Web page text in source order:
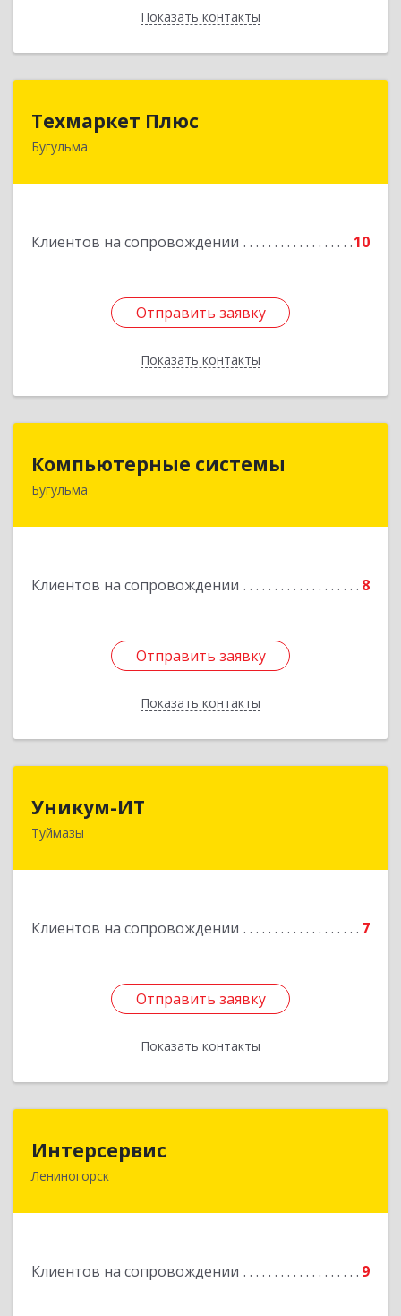
Показать контакты
Назад
Техмаркет Плюс
Бугульма
Клиентов на сопровождении 10
Отправить заявку
Показать контакты
423231, РТ, Бугульма, ул.Белинского, д.13
Отправить заявку
Назад
Компьютерные системы
Бугульма
Клиентов на сопровождении 8
Отправить заявку
Показать контакты
420111, Республика Татарстан, Бугульма,
Отправить заявку
Назад
Уникум-ИТ
Туймазы
Клиентов на сопровождении 7
Отправить заявку
Показать контакты
452757, Башкортостан Респ, Туймазинский р-н,
Отправить заявку
Назад
Интерсервис
Лениногорск
Клиентов на сопровождении 9
423250, Татарстан Респ, Лениногорск г,